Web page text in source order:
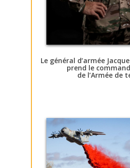
Le général d’armée
prend le
de l’Armée de